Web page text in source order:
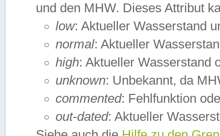
und den MHW. Dieses Attribut
low: Aktueller Wasserstand
normal: Aktueller
high: Aktueller Wasserstand
unknown: Unbekannt, da
commented: Fehlfunktion
out-dated: Aktueller